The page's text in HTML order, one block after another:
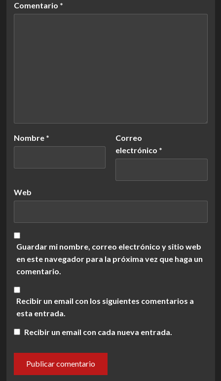
Comentario *
Nombre *
Correo
electrónico *
Web
Guardar mi nombre, correo electrónico y sitio web
en este navegador para la próxima vez que haga un
comentario.
Recibir un email con los siguientes comentarios a
esta entrada.
Recibir un email con cada nueva entrada.